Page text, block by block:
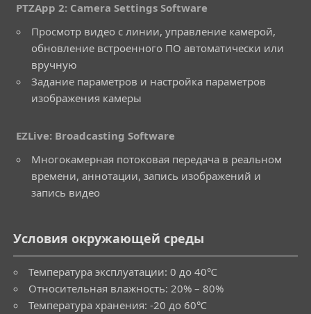
PTZApp 2: Camera Settings Software
Просмотр видео с линии, управление камерой,
обновление встроенного ПО автоматически или
вручную
Задание параметров и настройка параметров
изображения камеры
EZLive: Broadcasting Software
Многокамерная потоковая передача в реальном
времени, аннотации, запись изображений и
запись видео
Условия окружающей среды
Температура эксплуатации: 0 до 40℃
Относительная влажность: 20% – 80%
Температура хранения: -20 до 60℃